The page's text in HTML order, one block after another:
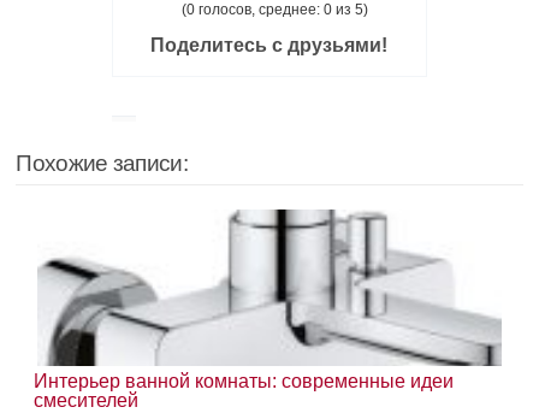
(0 голосов, среднее: 0 из 5)
Поделитесь с друзьями!
Похожие записи:
Интерьер ванной комнаты: современные идеи
смесителей